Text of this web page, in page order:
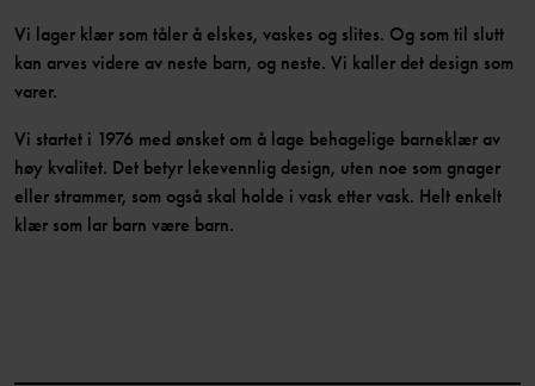
Vi lager klær som tåler å elskes, vaskes og slites. Og som til slutt
kan arves videre av neste barn, og neste. Vi kaller det design som
varer.
Vi startet i 1976 med ønsket om å lage behagelige barneklær av
høy kvalitet. Det betyr lekevennlig design, uten noe som gnager
eller strammer, som også skal holde i vask etter vask. Helt enkelt
klær som lar barn være barn.